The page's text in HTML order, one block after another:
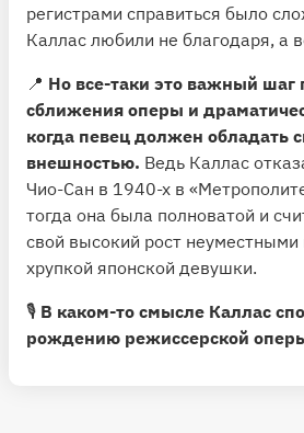
регистрами справиться было
Каллас любили не благодаря, а
📍 Но все-таки это важный шаг
сближения оперы и
когда певец должен обладать
внешностью. Ведь Каллас
Чио-Сан в 1940-х в
тогда она была полноватой и
свой высокий рост
хрупкой японской девушки.
🎙 В каком-то смысле Каллас
рождению режиссерской